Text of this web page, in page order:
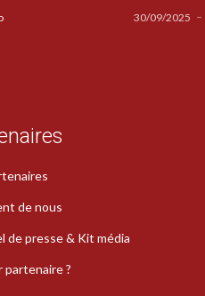
30/09/2025
de nous
de presse & Kit média
partenaire ?